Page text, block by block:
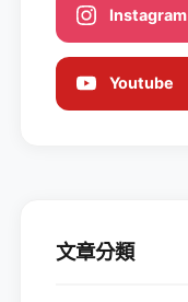
Instagram
Youtube
文章分類